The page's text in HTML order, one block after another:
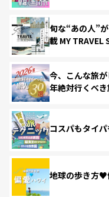
旬な“あの人”
載 MY TRAVEL
今、こんな旅
年絶対行くべ
コスパもタイ
地球の歩き方♥